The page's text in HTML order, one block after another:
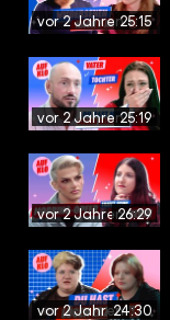
vor 2 Jahren25:15
vor 2 Jahren25:19
vor 2 Jahren26:29
vor 2 Jahren24:30